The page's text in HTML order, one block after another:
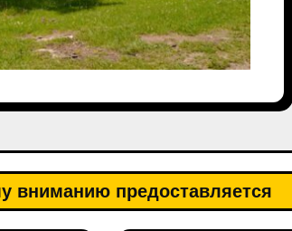
вниманию предоставляется